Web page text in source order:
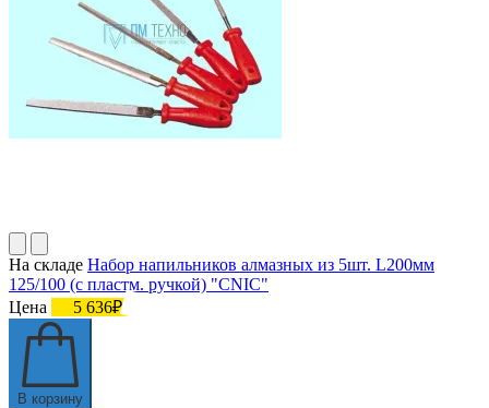
На складе Набор напильников алмазных из 5шт. L200мм
125/100 (с пластм. ручкой) "CNIC"
Цена
5 636₽
В корзину